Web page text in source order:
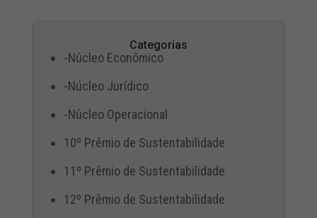
Categorias
-Núcleo Econômico
-Núcleo Jurídico
-Núcleo Operacional
10º Prêmio de Sustentabilidade
11º Prêmio de Sustentabilidade
12º Prêmio de Sustentabilidade